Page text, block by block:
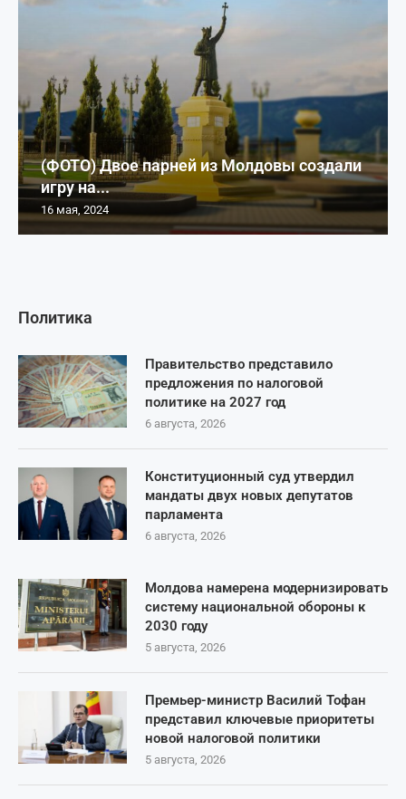
Политика
Правительство представило
предложения по налоговой
политике на 2027 год
6 августа, 2026
Конституционный суд утвердил
мандаты двух новых депутатов
парламента
6 августа, 2026
Молдова намерена модернизировать
систему национальной обороны к
2030 году
5 августа, 2026
Премьер-министр Василий Тофан
представил ключевые приоритеты
новой налоговой политики
5 августа, 2026
(ФОТО) Двое парней из Молдовы создали
игру на...
16 мая, 2024